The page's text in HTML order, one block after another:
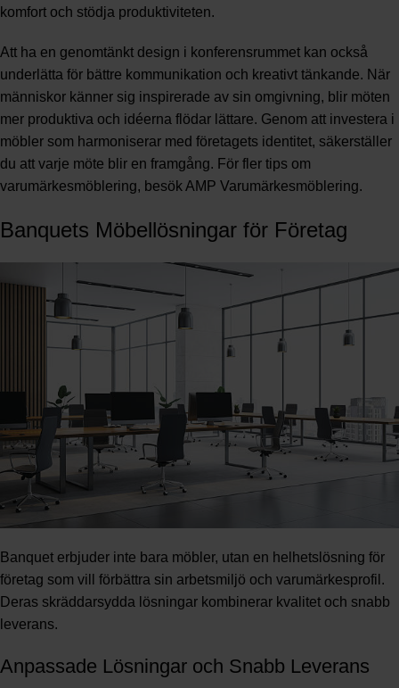
komfort och stödja produktiviteten.
Att ha en genomtänkt design i konferensrummet kan också
underlätta för bättre kommunikation och kreativt tänkande. När
människor känner sig inspirerade av sin omgivning, blir möten
mer produktiva och idéerna flödar lättare. Genom att investera i
möbler som harmoniserar med företagets identitet, säkerställer
du att varje möte blir en framgång. För fler tips om
varumärkesmöblering, besökAMP Varumärkesmöblering.
Banquets Möbellösningar för Företag
Banquet erbjuder inte bara möbler, utan en helhetslösning för
företag som vill förbättra sin arbetsmiljö och varumärkesprofil.
Deras skräddarsydda lösningar kombinerar kvalitet och snabb
leverans.
Anpassade Lösningar och Snabb Leverans